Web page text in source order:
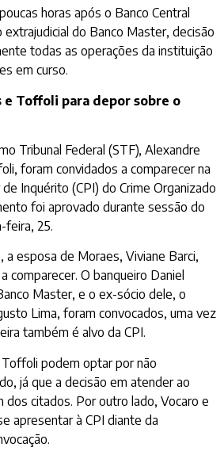
horas após o Banco Central
extrajudicial do Banco Master, decisão
todas as operações da instituição
em curso.
e Toffoli para depor sobre o
Tribunal Federal (STF), Alexandre
foram convidados a comparecer na
Inquérito (CPI) do Crime Organizado
foi aprovado durante sessão do
feira, 25.
esposa de Moraes, Viviane Barci,
comparecer. O banqueiro Daniel
Master, e o ex-sócio dele, o
Lima, foram convocados, uma vez
também é alvo da CPI.
podem optar por não
já que a decisão em atender ao
dos citados. Por outro lado, Vocaro e
apresentar à CPI diante da